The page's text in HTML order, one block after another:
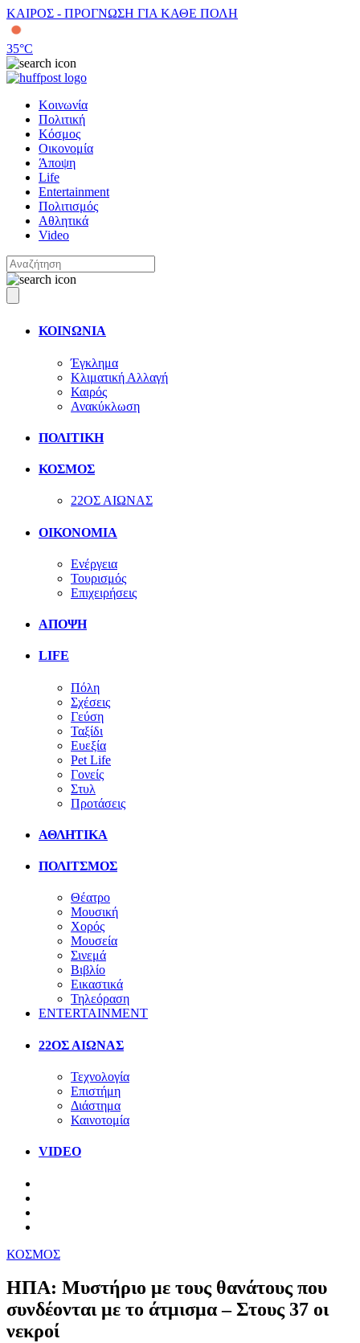
ΚΑΙΡΟΣ - ΠΡΟΓΝΩΣΗ ΓΙΑ ΚΑΘΕ ΠΟΛΗ
35°C
Κοινωνία
Πολιτική
Κόσμος
Οικονομία
Άποψη
Life
Entertainment
Πολιτισμός
Αθλητικά
Video
ΚΟΙΝΩΝΙΑ
Έγκλημα
Κλιματική Αλλαγή
Καιρός
Ανακύκλωση
ΠΟΛΙΤΙΚΗ
ΚΟΣΜΟΣ
22ΟΣ ΑΙΩΝΑΣ
ΟΙΚΟΝΟΜΙΑ
Ενέργεια
Τουρισμός
Επιχειρήσεις
ΑΠΟΨΗ
LIFE
Πόλη
Σχέσεις
Γεύση
Ταξίδι
Ευεξία
Pet Life
Γονείς
Στυλ
Προτάσεις
ΑΘΛΗΤΙΚΑ
ΠΟΛΙΤΣΜΟΣ
Θέατρο
Μουσική
Χορός
Μουσεία
Σινεμά
Βιβλίο
Εικαστικά
Τηλεόραση
ENTERTAINMENT
22ΟΣ ΑΙΩΝΑΣ
Τεχνολογία
Επιστήμη
Διάστημα
Καινοτομία
VIDEO
ΚΟΣΜΟΣ
ΗΠΑ: Μυστήριο με τους θανάτους που
συνδέονται με το άτμισμα – Στους 37 οι
νεκροί